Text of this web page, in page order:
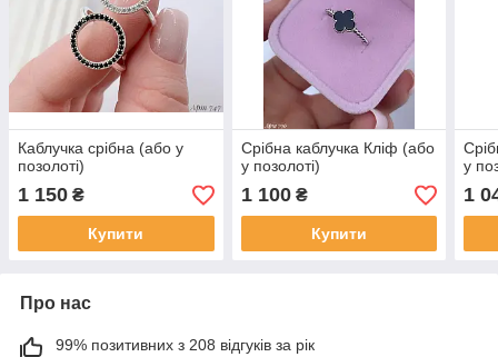
Каблучка срібна (або у
позолоті)
1 150 ₴
Купити
Срібна каблучка Кліф (або
у позолоті)
1 100₴
Купити
у
1
Про нас
99% позитивних з 208 відгуків за рік